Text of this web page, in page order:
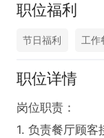
职位福利
节日福利 工作
职位详情
岗位职责：
1. 负责餐厅顾客